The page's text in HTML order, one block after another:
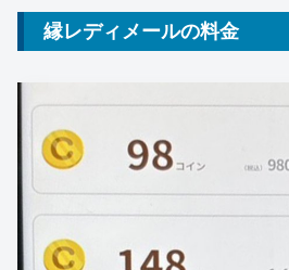
縁レディメールの料金